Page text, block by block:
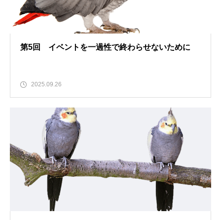
第5回 イベントを一過性で終わらせないために
2025.09.26